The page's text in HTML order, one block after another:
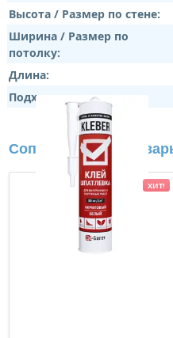
Высота / Размер по стене:
Ширина / Размер по
потолку:
Длина:
Подходит:
Сопутствующие
ХИТ!